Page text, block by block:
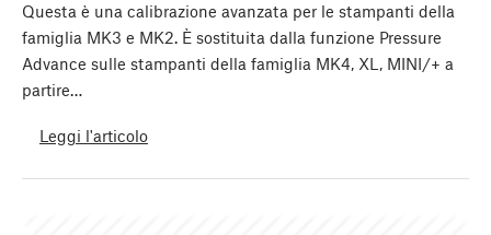
Questa è una calibrazione avanzata per le stampanti della
famiglia MK3 e MK2. È sostituita dalla funzione Pressure
Advance sulle stampanti della famiglia MK4, XL, MINI/+ a
partire…
Leggi l'articolo